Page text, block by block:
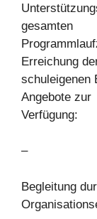
gesamten
Erreichung
schuleigenen
Angebote zur
Verfügung:
–
Begleitung